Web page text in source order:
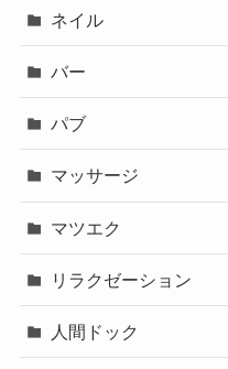
ネイル
バー
パブ
マッサージ
マツエク
リラクゼーション
人間ドック